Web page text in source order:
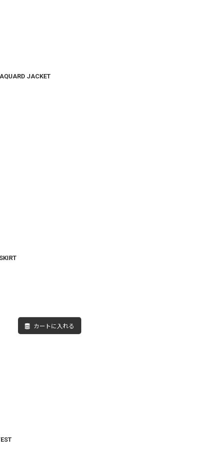
JACKET
カートに入れる